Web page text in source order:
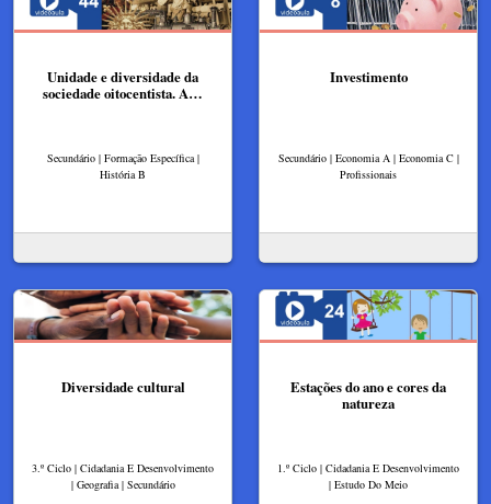
Unidade e diversidade da
sociedade oitocentista. A…
Secundário | Formação Específica |
História B
Investimento
Secundário | Economia A | Economia C |
Profissionais
Diversidade cultural
3.º Ciclo | Cidadania E Desenvolvimento
| Geografia | Secundário
Estações do ano e cores da
natureza
1.º Ciclo | Cidadania E Desenvolvimento
| Estudo Do Meio